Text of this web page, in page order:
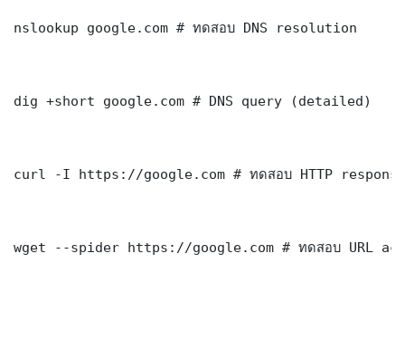
nslookup google.com # ทดสอบ DNS resolution
dig +short google.com # DNS query (detailed)
curl -I https://google.com # ทดสอบ HTTP
wget --spider https://google.com # ทดสอบ URL